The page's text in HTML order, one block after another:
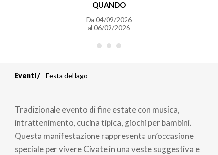
QUANDO
Da 04/09/2026
al 06/09/2026
di
pane
Eventi Festa del lago
Tradizionale evento di fine estate con musica,
intrattenimento, cucina tipica, giochi per bambini.
Questa manifestazione rappresenta un’occasione
speciale per vivere Civate in una veste suggestiva e